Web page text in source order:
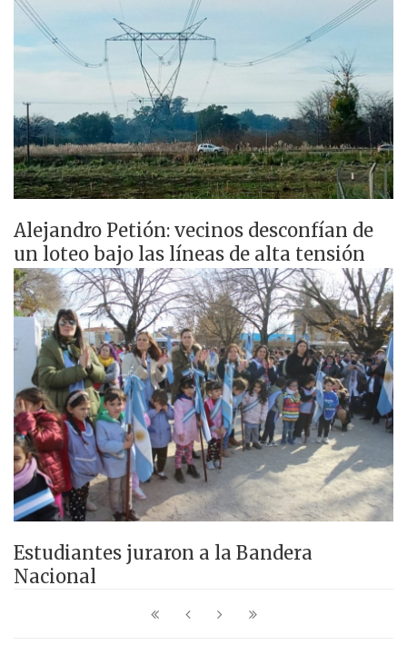
Alejandro Petión: vecinos desconfían de
un loteo bajo las líneas de alta tensión
Estudiantes juraron a la Bandera
Nacional